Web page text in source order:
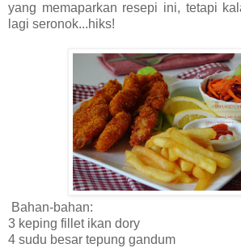
yang memaparkan resepi ini, tetapi
lagi seronok...hiks!
Bahan-bahan:
3 keping fillet ikan dory
4 sudu besar tepung gandum